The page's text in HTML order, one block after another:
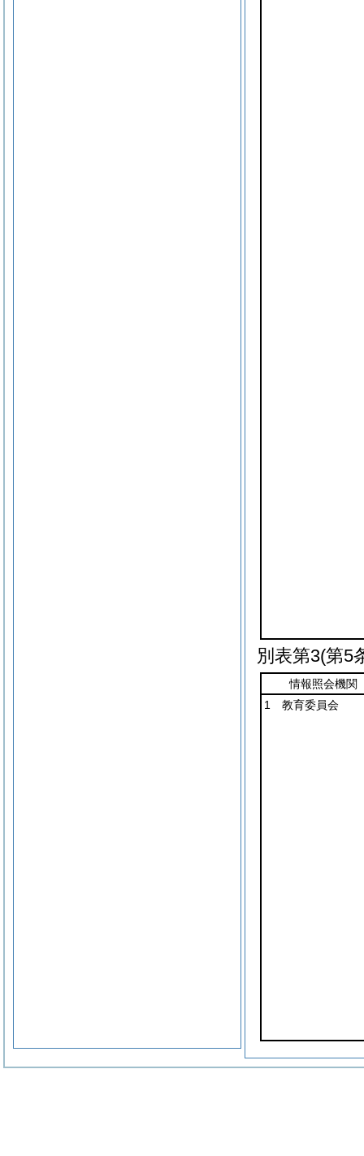
別表第3(第5
情報照会機関
1 教育委員会